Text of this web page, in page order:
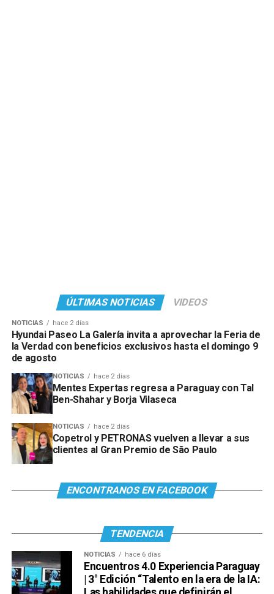
ÚLTIMAS NOTICIAS VIDEOS
NOTICIAS hace 2 días
Hyundai Paseo La Galería invita a aprovechar la Feria de
la Verdad con beneficios exclusivos hasta el domingo 9
de agosto
NOTICIAS hace 2 días
Mentes Expertas regresa a Paraguay con Tal
Ben-Shahar y Borja Vilaseca
NOTICIAS hace 2 días
Copetrol y PETRONAS vuelven a llevar a sus
clientes al Gran Premio de São Paulo
ENCONTRANOS EN FACEBOOK
TENDENCIA
NOTICIAS hace 6 días
Encuentros 4.0 Experiencia Paraguay
| 3° Edición “Talento en la era de la IA: